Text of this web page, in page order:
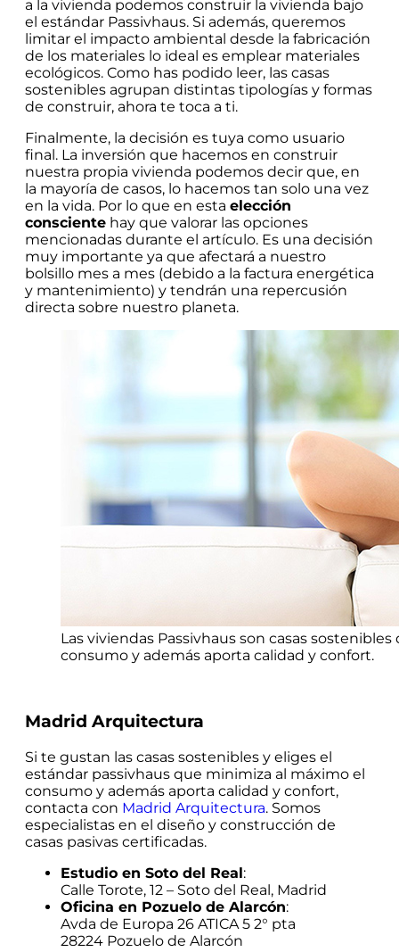
a la vivienda podemos construir la vivienda bajo
el estándar Passivhaus. Si además, queremos
limitar el impacto ambiental desde la fabricación
de los materiales lo ideal es emplear materiales
ecológicos. Como has podido leer, las casas
sostenibles agrupan distintas tipologías y formas
de construir, ahora te toca a ti.
Finalmente, la decisión es tuya como usuario
final. La inversión que hacemos en construir
nuestra propia vivienda podemos decir que, en
la mayoría de casos, lo hacemos tan solo una vez
en la vida. Por lo que en esta elección
consciente hay que valorar las opciones
mencionadas durante el artículo. Es una decisión
muy importante ya que afectará a nuestro
bolsillo mes a mes (debido a la factura energética
y mantenimiento) y tendrán una repercusión
directa sobre nuestro planeta.
Las viviendas Passivhaus son casas
consumo y además aporta calidad y confort.
Madrid Arquitectura
Si te gustan las casas sostenibles y eliges el
estándar passivhaus que minimiza al máximo el
consumo y además aporta calidad y confort,
contacta con Madrid Arquitectura. Somos
especialistas en el diseño y construcción de
casas pasivas certificadas.
Estudio en Soto del Real:
Calle Torote, 12 – Soto del Real, Madrid
Oficina en Pozuelo de Alarcón:
Avda de Europa 26 ATICA 5 2° pta
28224 Pozuelo de Alarcón